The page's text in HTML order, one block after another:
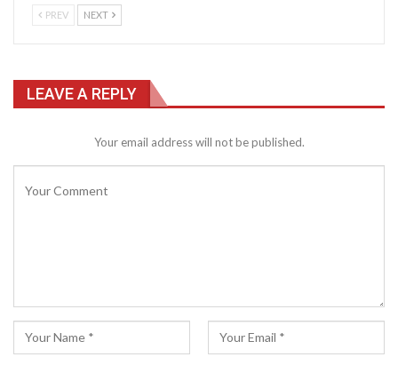
PREV NEXT
LEAVE A REPLY
Your email address will not be published.